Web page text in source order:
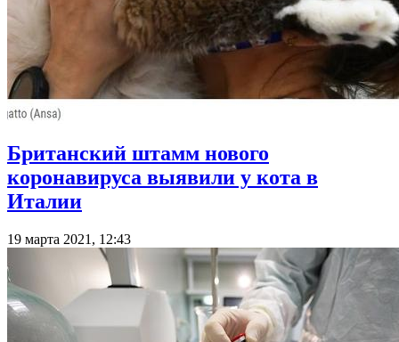
Британский штамм нового
коронавируса выявили у кота в
Италии
19 марта 2021, 12:43